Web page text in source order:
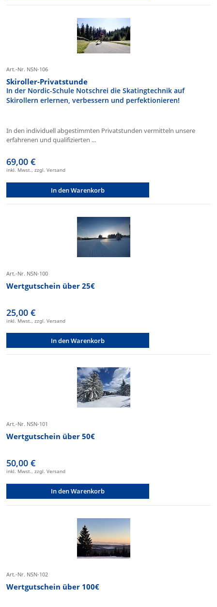
Art.-Nr. NSN-106
Skiroller-Privatstunde
In der Nordic-Schule Notschrei die Skatingtechnik auf
Skirollern erlernen, verbessern und perfektionieren!
In den individuell abgestimmten Privatstunden vermitteln unsere
erfahrenen und qualifizierten ...
69,00 €
inkl. Mwst., zzgl. Versand
In den Warenkorb
Art.-Nr. NSN-100
Wertgutschein über 25€
25,00 €
inkl. Mwst., zzgl. Versand
In den Warenkorb
Art.-Nr. NSN-101
Wertgutschein über 50€
50,00 €
inkl. Mwst., zzgl. Versand
In den Warenkorb
Art.-Nr. NSN-102
Wertgutschein über 100€